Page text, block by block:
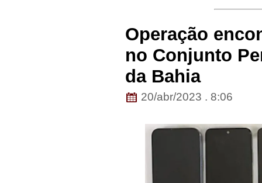
Operação
no Conjunto
da Bahia
20/abr/2023 . 8:06